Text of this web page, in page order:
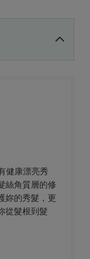
健康漂亮秀
絲角質層的修
妳的秀髮，更
從髮根到髮